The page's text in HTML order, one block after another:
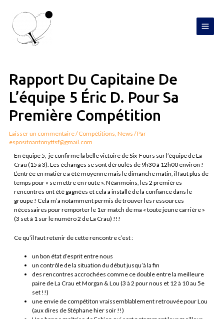
contenu
Rapport Du Capitaine De
L’équipe 5 Éric D. Pour Sa
Première Compétition
Laisser un commentaire/Compétitions,News / Par
espositoantonyttsf@gmail.com
En équipe 5, je confirme la belle victoire de Six-Fours sur l’équipe de La
Crau (15 à 3). Les échanges se sont déroulés de 9h30 à 12h00 environ !
L’entrée en matière a été moyenne mais le dimanche matin, il faut plus de
temps pour « se mettre en route ». Néanmoins, les 2 premières
rencontres ont été gagnées et cela a installé de la confiance dans le
groupe ! Cela m’a notamment permis de trouver les ressources
nécessaires pour remporter le 1er match de ma « toute jeune carrière »
(3 set à 1 sur le numéro 2 de La Crau) !!!
Ce qu’il faut retenir de cette rencontre c’est :
un bon état d’esprit entre nous
un contrôle de la situation du début jusqu’à la fin
des rencontres accrochées comme ce double entre la meilleure
paire de La Crau et Morgan & Lou (3 à 2 pour nous et 12 à 10 au 5e
set !!)
une envie de compétiton vraissemblablement retrouvée pour Lou
(aux dires de Stéphane hier soir !!)